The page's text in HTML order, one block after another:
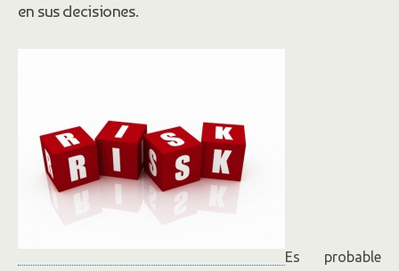
en sus decisiones.
Es probable